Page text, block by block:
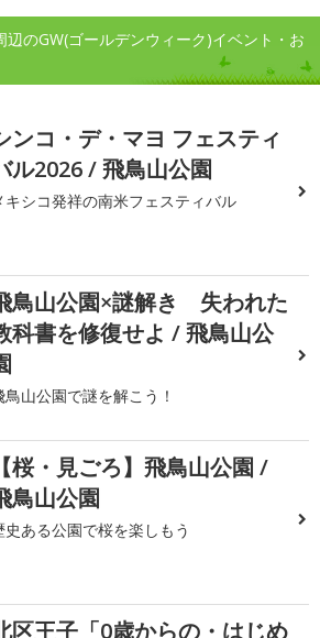
のGW(ゴールデンウィーク)イベント・お
ンコ・デ・マヨ フェスティ
ル2026 / 飛鳥山公園
キシコ発祥の南米フェスティバル
鳥山公園×謎解き 失われた
科書を修復せよ / 飛鳥山公
鳥山公園で謎を解こう！
【桜・見ごろ】飛鳥山公園 /
鳥山公園
史ある公園で桜を楽しもう
区王子「0歳からの・はじめ